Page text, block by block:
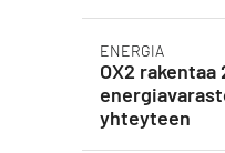
ENERGIA
OX2
yhteyteen